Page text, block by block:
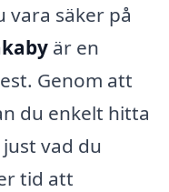
vara säker på
är en
Genom att
du enkelt hitta
vad du
tid att